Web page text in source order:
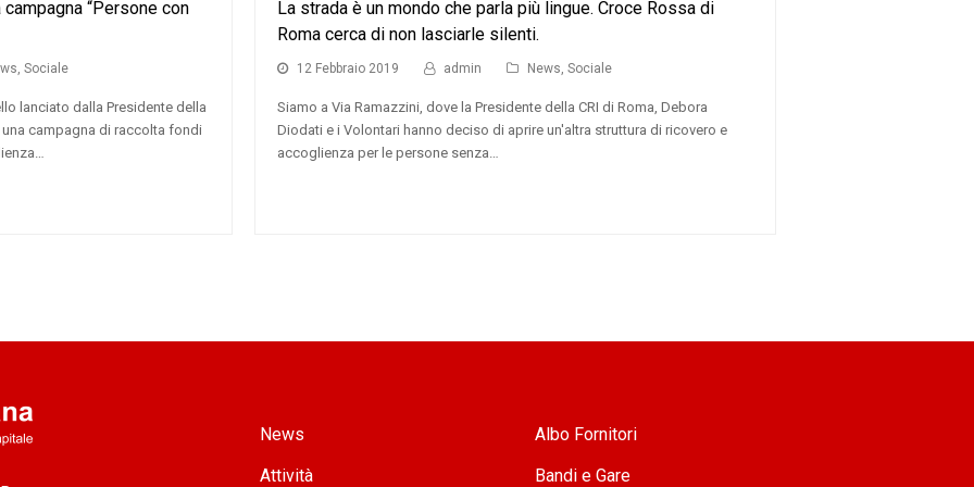
“Persone con
, Sociale
lanciato dalla Presidente della
campagna di raccolta fondi
La strada è un mondo che parla più lingue. Croce Rossa di
Roma cerca di non lasciarle silenti.
12 Febbraio 2019 admin News, Sociale
Siamo a Via Ramazzini, dove la Presidente della CRI di Roma, Debora
Diodati e i Volontari hanno deciso di aprire un'altra struttura di ricovero e
accoglienza per le persone senza…
News
Attività
Albo Fornitori
Bandi e Gare